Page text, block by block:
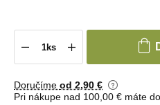
Doručíme od 2,90 €
Pri nákupe nad 100,00 € máte